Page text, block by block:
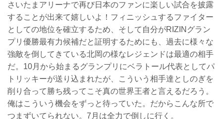
さいたまアリーナで再び日本のファンに楽しい試合を披露
することが出来て嬉しいよ！フィニッシュするファイター
としての地位を確立するため、そして自分がRIZINグラン
プリ優勝最有力候補だと証明するためにも、過去に様々な
強敵を倒してきている北岡の様なレジェンドは最適の相手
だ。10月から始まるグランプリにベラトール代表としてパ
トリッキーが送り込まれたが、こういう相手達としのぎを
削り合って勝ち残ってこそ真の世界王者と言えるだろう。
俺はこういう機会をずっと待っていた。だからこんな所で
つまずいてられない。7月は全力で倒しに行く。